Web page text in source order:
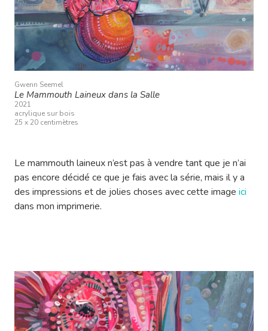
Gwenn Seemel
Le Mammouth Laineux dans la Salle
2021
acrylique sur bois
25 x 20 centimètres
Le mammouth laineux n’est pas à vendre tant que je n’ai
pas encore décidé ce que je fais avec la série, mais il y a
des impressions et de jolies choses avec cette image ici
dans mon imprimerie.